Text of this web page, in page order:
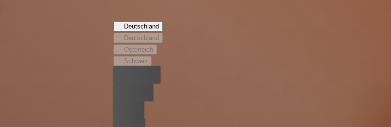
Deutschland
Deutschland
Österreich
Schweiz